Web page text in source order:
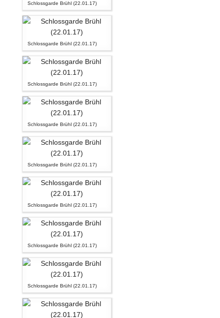
Schlossgarde Brühl (22.01.17)
Schlossgarde Brühl (22.01.17)
Schlossgarde Brühl (22.01.17)
Schlossgarde Brühl (22.01.17)
Schlossgarde Brühl (22.01.17)
Schlossgarde Brühl (22.01.17)
Schlossgarde Brühl (22.01.17)
Schlossgarde Brühl (22.01.17)